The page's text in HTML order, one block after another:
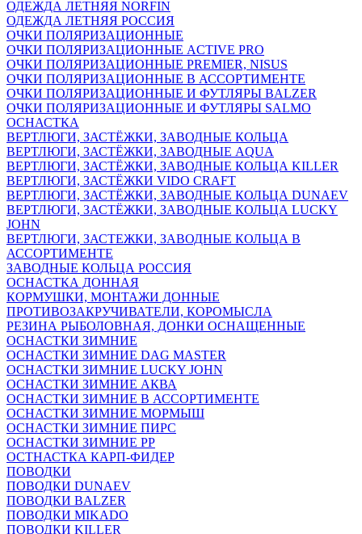
ОДЕЖДА ЛЕТНЯЯ NORFIN
ОДЕЖДА ЛЕТНЯЯ РОССИЯ
ОЧКИ ПОЛЯРИЗАЦИОННЫЕ
ОЧКИ ПОЛЯРИЗАЦИОННЫЕ ACTIVE PRO
ОЧКИ ПОЛЯРИЗАЦИОННЫЕ PREMIER, NISUS
ОЧКИ ПОЛЯРИЗАЦИОННЫЕ В АССОРТИМЕНТЕ
ОЧКИ ПОЛЯРИЗАЦИОННЫЕ И ФУТЛЯРЫ BALZER
ОЧКИ ПОЛЯРИЗАЦИОННЫЕ И ФУТЛЯРЫ SALMO
ОСНАСТКА
ВЕРТЛЮГИ, ЗАСТЁЖКИ, ЗАВОДНЫЕ КОЛЬЦА
ВЕРТЛЮГИ, ЗАСТЁЖКИ, ЗАВОДНЫЕ AQUA
ВЕРТЛЮГИ, ЗАСТЁЖКИ, ЗАВОДНЫЕ КОЛЬЦА KILLER
ВЕРТЛЮГИ, ЗАСТЁЖКИ VIDO CRAFT
ВЕРТЛЮГИ, ЗАСТЁЖКИ, ЗАВОДНЫЕ КОЛЬЦА DUNAEV
ВЕРТЛЮГИ, ЗАСТЁЖКИ, ЗАВОДНЫЕ КОЛЬЦА LUCKY
JOHN
ВЕРТЛЮГИ, ЗАСТЕЖКИ, ЗАВОДНЫЕ КОЛЬЦА В
АССОРТИМЕНТЕ
ЗАВОДНЫЕ КОЛЬЦА РОССИЯ
ОСНАСТКА ДОННАЯ
КОРМУШКИ, МОНТАЖИ ДОННЫЕ
ПРОТИВОЗАКРУЧИВАТЕЛИ, КОРОМЫСЛА
РЕЗИНА РЫБОЛОВНАЯ, ДОНКИ ОСНАЩЕННЫЕ
ОСНАСТКИ ЗИМНИЕ
ОСНАСТКИ ЗИМНИЕ DAG MASTER
ОСНАСТКИ ЗИМНИЕ LUCKY JOHN
ОСНАСТКИ ЗИМНИЕ АКВА
ОСНАСТКИ ЗИМНИЕ В АССОРТИМЕНТЕ
ОСНАСТКИ ЗИМНИЕ МОРМЫШ
ОСНАСТКИ ЗИМНИЕ ПИРС
ОСНАСТКИ ЗИМНИЕ РР
ОСТНАСТКА КАРП-ФИДЕР
ПОВОДКИ
ПОВОДКИ DUNAEV
ПОВОДКИ BALZER
ПОВОДКИ MIKADO
ПОВОДКИ KILLER